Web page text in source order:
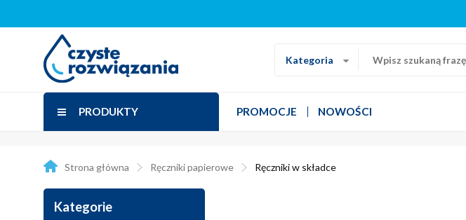
Kategoria
PRODUKTY PROMOCJE NOWOŚCI
Strona główna Ręczniki papierowe Ręczniki w składce
Kategorie